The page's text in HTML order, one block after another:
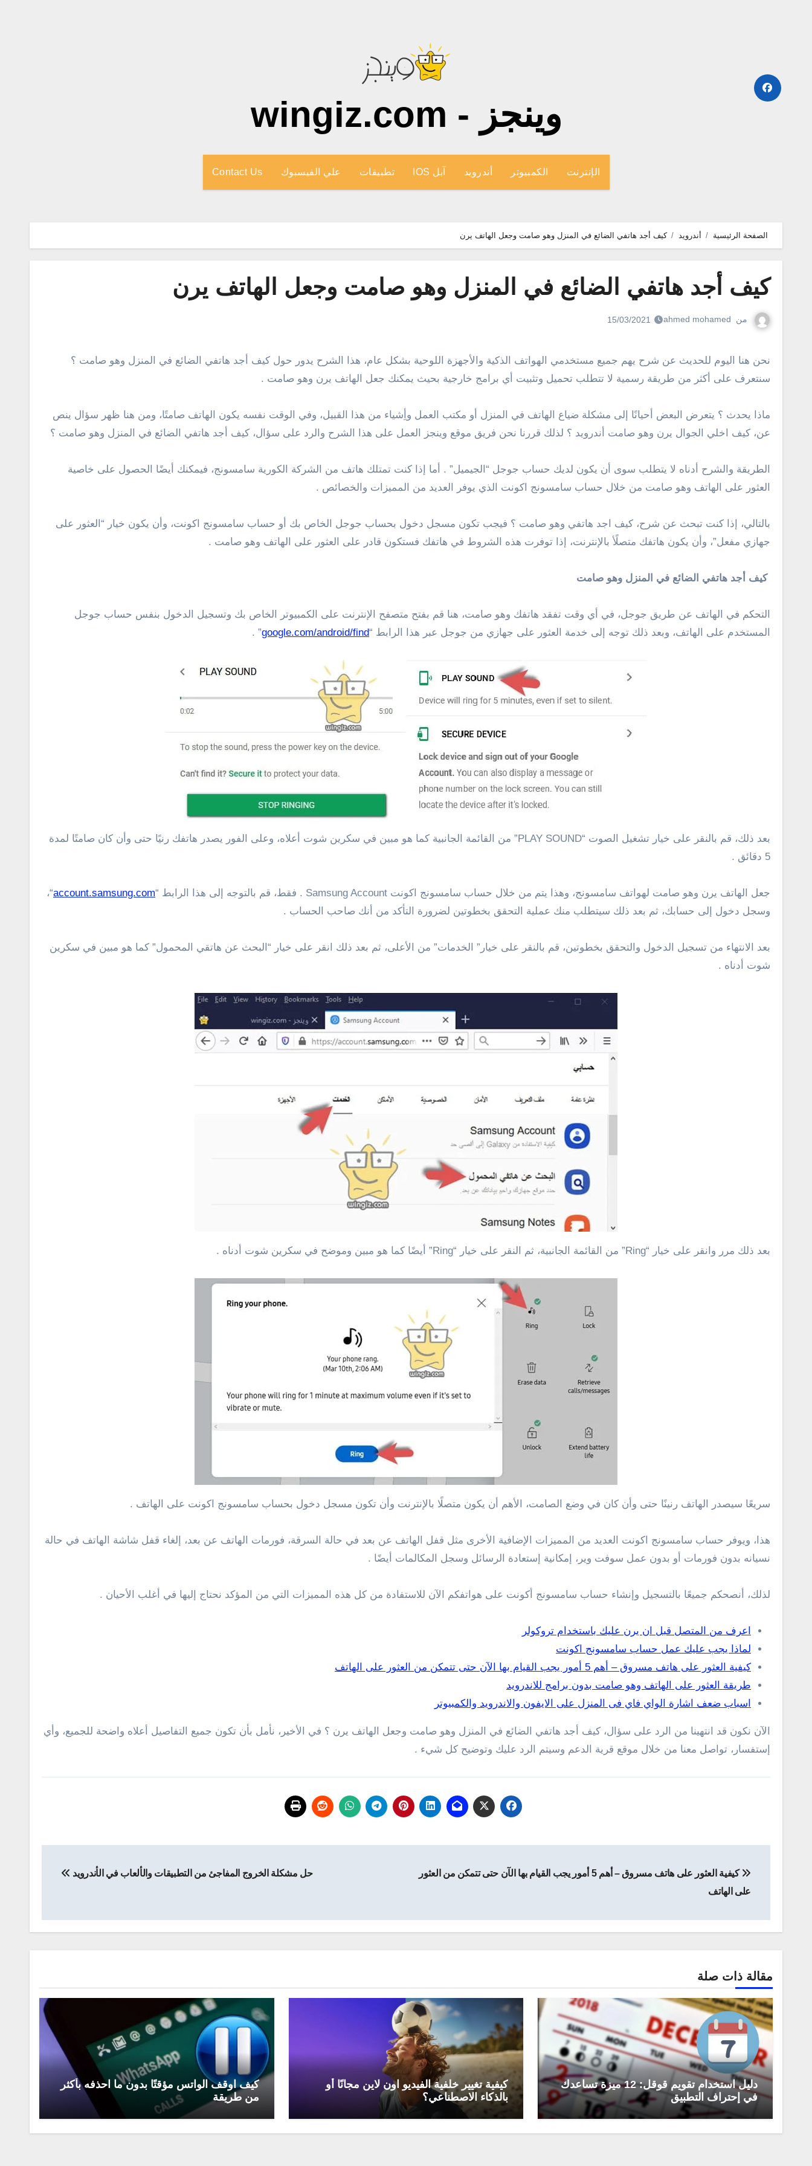
وينجز - wingiz.com
الإنترنت الكمبيوتر أندرويد آبل IOS تطبيقات علي الفيسبوك Contact Us
الصفحة الرئيسية أندرويد كيف أجد هاتفي الضائع في المنزل وهو صامت وجعل الهاتف يرن
كيف أجد هاتفي الضائع في المنزل وهو صامت وجعل الهاتف يرن
من ahmed mohamed
15/03/2021
نحن هنا اليوم للحديث عن شرح يهم جميع مستخدمي الهواتف الذكية والأجهزة اللوحية بشكل عام، هذا الشرح يدور حول كيف أجد هاتفي الضائع في المنزل وهو صامت ؟
سنتعرف على أكثر من طريقة رسمية لا تتطلب تحميل وتثبيت أي برامج خارجية بحيث يمكنك جعل الهاتف يرن وهو صامت .
ماذا يحدث ؟ يتعرض البعض أحيانًا إلى مشكلة ضياع الهاتف في المنزل أو مكتب العمل وأِشياء من هذا القبيل، وفي الوقت نفسه يكون الهاتف صامتًا، ومن هنا ظهر سؤال ينص
عن، كيف اخلي الجوال يرن وهو صامت أندرويد ؟ لذلك قررنا نحن فريق موقع وينجز العمل على هذا الشرح والرد على سؤال، كيف أجد هاتفي الضائع في المنزل وهو صامت ؟
الطريقة والشرح أدناه لا يتطلب سوى أن يكون لديك حساب جوجل “الجيميل” . أما إذا كنت تمتلك هاتف من الشركة الكورية سامسونج، فيمكنك أيضًا الحصول على خاصية
العثور على الهاتف وهو صامت من خلال حساب سامسونج اكونت الذي يوفر العديد من المميزات والخصائص .
بالتالي، إذا كنت تبحث عن شرح، كيف اجد هاتفي وهو صامت ؟ فيجب تكون مسجل دخول بحساب جوجل الخاص بك أو حساب سامسونج اكونت، وأن يكون خيار “العثور على
جهازي مفعل”، وأن يكون هاتفك متصلًأ بالإنترنت، إذا توفرت هذه الشروط في هاتفك فستكون قادر على العثور على الهاتف وهو صامت .
كيف أجد هاتفي الضائع في المنزل وهو صامت
التحكم في الهاتف عن طريق جوجل، في أي وقت تفقد هاتفك وهو صامت، هنا قم بفتح متصفح الإنترنت على الكمبيوتر الخاص بك وتسجيل الدخول بنفس حساب جوجل
المستخدم على الهاتف، وبعد ذلك توجه إلى خدمة العثور على جهازي من جوجل عبر هذا الرابط “google.com/android/find
” .
بعد ذلك، قم بالنقر على خيار تشغيل الصوت “PLAY SOUND” من القائمة الجانبية كما هو مبين في سكرين شوت أعلاه، وعلى الفور يصدر هاتفك رنيًا حتى وأن كان صامتًا لمدة
5 دقائق .
جعل الهاتف يرن وهو صامت لهواتف سامسونج، وهذا يتم من خلال حساب سامسونج اكونت Samsung Account . فقط، قم بالتوجه إلى هذا الرابط “ account.samsung.com“،
وسجل دخول إلى حسابك، ثم بعد ذلك سيتطلب منك عملية التحقق بخطوتين لضرورة التأكد من أنك صاحب الحساب .
بعد الانتهاء من تسجيل الدخول والتحقق بخطوتين، قم بالنقر على خيار” الخدمات” من الأعلى، ثم بعد ذلك انقر على خيار “البحث عن هاتقي المحمول” كما هو مبين في سكرين
شوت أدناه .
بعد ذلك مرر وانقر على خيار “Ring” من القائمة الجانبية، ثم النقر على خيار “Ring” أيضًا كما هو مبين وموضح في سكرين شوت أدناه .
سريعًا سيصدر الهاتف رنينًا حتى وأن كان في وضع الصامت، الأهم أن يكون متصلًا بالإنترنت وأن تكون مسجل دخول بحساب سامسونج اكونت على الهاتف .
هذا، ويوفر حساب سامسونج اكونت العديد من المميزات الإضافية الأخرى مثل قفل الهاتف عن بعد في حالة السرقة، فورمات الهاتف عن بعد، إلغاء قفل شاشة الهاتف في حالة
نسيانه بدون فورمات أو بدون عمل سوفت وير، إمكانية إستعادة الرسائل وسجل المكالمات أيضًا .
لذلك، أنصحكم جميعًا بالتسجيل وإنشاء حساب سامسونج أكونت على هواتفكم الآن للاستفادة من كل هذه المميزات التي من المؤكد نحتاج إليها في أغلب الأحيان .
اعرف من المتصل قبل ان يرن عليك باستخدام تروكولر
لماذا يجب عليك عمل حساب سامسونج اكونت
كيفية العثور على هاتف مسروق – أهم 5 أمور يجب القيام بها الآن حتى تتمكن من العثور على الهاتف
طريقة العثور على الهاتف وهو صامت بدون برامج للاندرويد
اسباب ضعف اشارة الواي فاي فى المنزل على الايفون والاندرويد والكمبيوتر
الآن نكون قد انتهينا من الرد على سؤال، كيف أجد هاتفي الضائع في المنزل وهو صامت وجعل الهاتف يرن ؟ في الأخير، نأمل بأن تكون جميع التفاصيل أعلاه واضحة للجميع، وأي
إستفسار، تواصل معنا من خلال موقع قرية الدعم وسيتم الرد عليك وتوضيح كل شيء .
المقالات
كيفية العثور على هاتف مسروق – أهم 5 أمور يجب القيام بها الآن حتى تتمكن من العثور
على الهاتف
حل مشكلة الخروج المفاجئ من التطبيقات والألعاب في الأندرويد
مقالة ذات صلة
دليل استخدام تقويم قوقل: 12 ميزة تساعدك
في إحتراف التطبيق
كيفية تغيير خلفية الفيديو اون لاين مجانًا أو
بالذكاء الاصطناعي؟
كيف اوقف الواتس مؤقتًا بدون ما احذفه بأكثر
من طريقة